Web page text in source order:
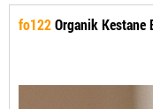
fo122Organik Kestane